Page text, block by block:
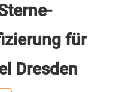
für
Dresden